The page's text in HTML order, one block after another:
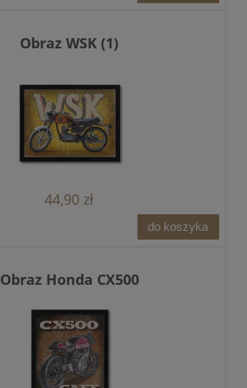
Obraz WSK (1)
44,90 zł
do koszyka
Obraz Honda CX500